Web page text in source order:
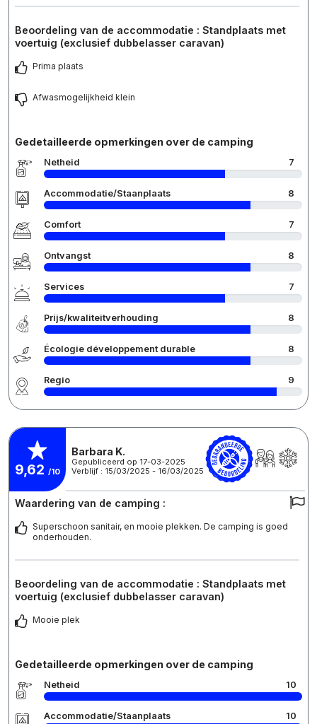
Beoordeling van de accommodatie : Standplaats met
voertuig (exclusief dubbelasser caravan)
Prima plaats
Afwasmogelijkheid klein
Gedetailleerde opmerkingen over de camping
Netheid 7
Accommodatie/Staanplaats 8
Comfort 7
Ontvangst 8
Services 7
Prijs/kwaliteitverhouding 8
Écologie développement durable 8
Regio 9
9,62 /10
Barbara K.
Gepubliceerd op 17-03-2025
Verblijf : 15/03/2025 - 16/03/2025
Waardering van de camping :
Superschoon sanitair, en mooie plekken. De camping is goed
onderhouden.
Beoordeling van de accommodatie : Standplaats met
voertuig (exclusief dubbelasser caravan)
Mooie plek
Gedetailleerde opmerkingen over de camping
Netheid 10
Accommodatie/Staanplaats 10